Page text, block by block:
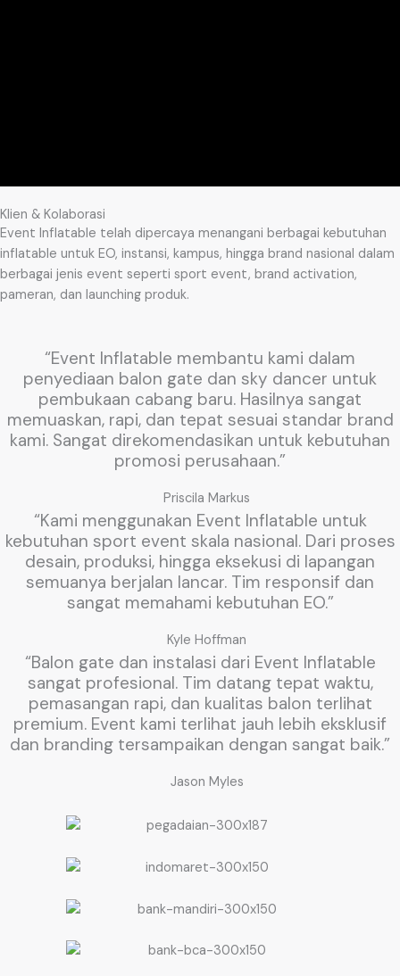
Klien & Kolaborasi
Event Inflatable telah dipercaya menangani berbagai kebutuhan
inflatable untuk EO, instansi, kampus, hingga brand nasional dalam
berbagai jenis event seperti sport event, brand activation,
pameran, dan launching produk.
“Event Inflatable membantu kami dalam
penyediaan balon gate dan sky dancer untuk
pembukaan cabang baru. Hasilnya sangat
memuaskan, rapi, dan tepat sesuai standar brand
kami. Sangat direkomendasikan untuk kebutuhan
promosi perusahaan.”
Priscila Markus
“Kami menggunakan Event Inflatable untuk
kebutuhan sport event skala nasional. Dari proses
desain, produksi, hingga eksekusi di lapangan
semuanya berjalan lancar. Tim responsif dan
sangat memahami kebutuhan EO.”
Kyle Hoffman
“Balon gate dan instalasi dari Event Inflatable
sangat profesional. Tim datang tepat waktu,
pemasangan rapi, dan kualitas balon terlihat
premium. Event kami terlihat jauh lebih eksklusif
dan branding tersampaikan dengan sangat baik.”
Jason Myles